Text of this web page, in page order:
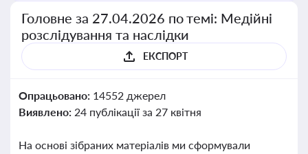
Головне за 27.04.2026 по темі: Медійні
розслідування та наслідки
ЕКСПОРТ
Опрацьовано: 14552 джерел
Виявлено: 24 публікації за 27 квітня
На основі зібраних матеріалів ми сформували